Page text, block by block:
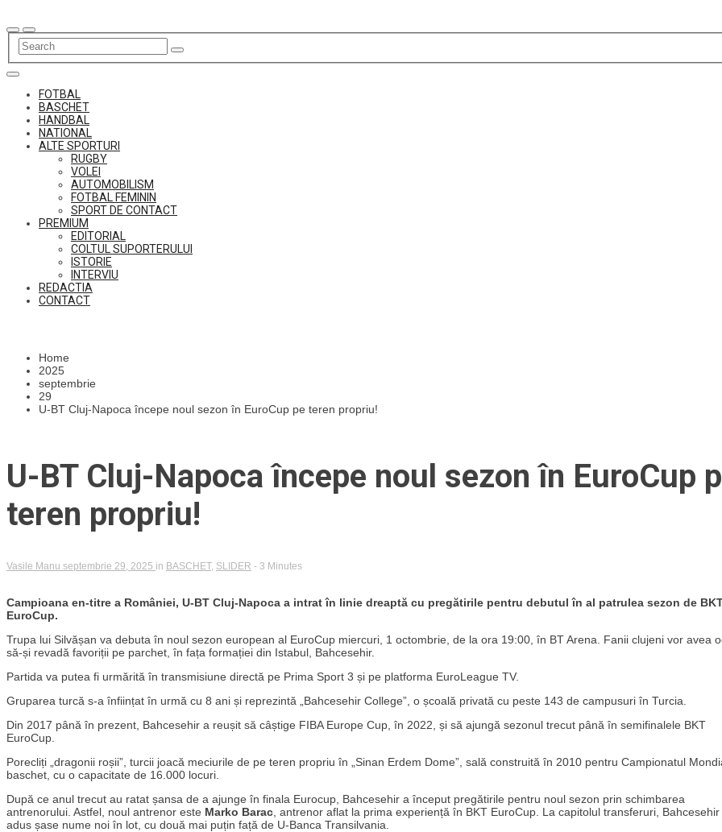
to
content
FOTBAL
BASCHET
HANDBAL
NATIONAL
ALTE SPORTURI
RUGBY
VOLEI
AUTOMOBILISM
FOTBAL FEMININ
SPORT DE CONTACT
PREMIUM
EDITORIAL
COLTUL SUPORTERULUI
ISTORIE
INTERVIU
REDACTIA
CONTACT
Home
2025
septembrie
29
U-BT Cluj-Napoca începe noul sezon în EuroCup pe teren propriu!
U-BT Cluj-Napoca începe noul sezon în EuroCup
teren propriu!
Vasile Manu septembrie 29, 2025 in BASCHET, SLIDER - 3 Minutes
Campioana en-titre a României, U-BT Cluj-Napoca a intrat în linie dreaptă cu pregătirile pentru debutul în al patrulea sezon de
EuroCup.
Trupa lui Silvășan va debuta în noul sezon european al EuroCup miercuri, 1 octombrie, de la ora 19:00, în BT Arena. Fanii clujeni vor avea
să-și revadă favoriții pe parchet, în fața formației din Istabul, Bahcesehir.
Partida va putea fi urmărită în transmisiune directă pe Prima Sport 3 și pe platforma EuroLeague TV.
Gruparea turcă s-a înființat în urmă cu 8 ani și reprezintă „Bahcesehir College”, o școală privată cu peste 143 de campusuri în Turcia.
Din 2017 până în prezent, Bahcesehir a reușit să câștige FIBA Europe Cup, în 2022, și să ajungă sezonul trecut până în semifinalele BKT
EuroCup.
Porecliți „dragonii roșii”, turcii joacă meciurile de pe teren propriu în „Sinan Erdem Dome”, sală construită în 2010 pentru Campionatul
baschet, cu o capacitate de 16.000 locuri.
După ce anul trecut au ratat șansa de a ajunge în finala Eurocup, Bahcesehir a început pregătirile pentru noul sezon prin schimbarea
antrenorului. Astfel, noul antrenor este Marko Barac , antrenor aflat la prima experiență în BKT EuroCup. La capitolul transferuri, Bahcesehir
adus șase nume noi în lot, cu două mai puțin față de U-Banca Transilvania.